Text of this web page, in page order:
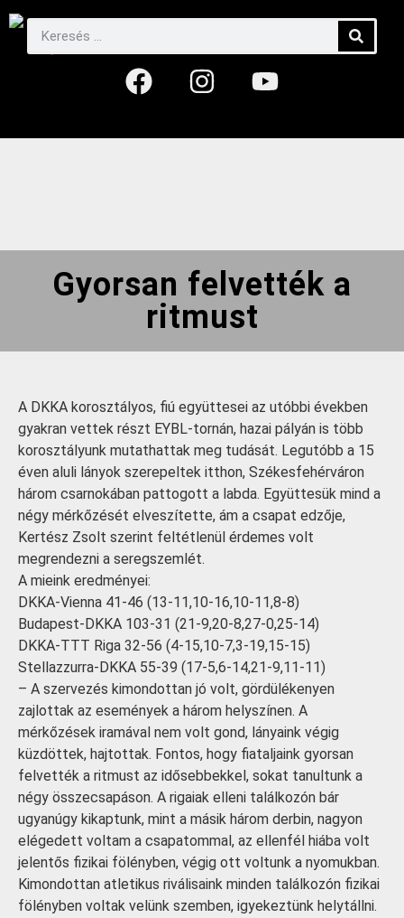
Gyorsan felvették a
ritmust
A DKKA korosztályos, fiú együttesei az utóbbi években
gyakran vettek részt EYBL-tornán, hazai pályán is több
korosztályunk mutathattak meg tudását. Legutóbb a 15
éven aluli lányok szerepeltek itthon, Székesfehérváron
három csarnokában pattogott a labda. Együttesük mind a
négy mérkőzését elveszítette, ám a csapat edzője,
Kertész Zsolt szerint feltétlenül érdemes volt
megrendezni a seregszemlét.
A mieink eredményei:
DKKA-Vienna 41-46 (13-11,10-16,10-11,8-8)
Budapest-DKKA 103-31 (21-9,20-8,27-0,25-14)
DKKA-TTT Riga 32-56 (4-15,10-7,3-19,15-15)
Stellazzurra-DKKA 55-39 (17-5,6-14,21-9,11-11)
– A szervezés kimondottan jó volt, gördülékenyen
zajlottak az események a három helyszínen. A
mérkőzések iramával nem volt gond, lányaink végig
küzdöttek, hajtottak. Fontos, hogy fiataljaink gyorsan
felvették a ritmust az idősebbekkel, sokat tanultunk a
négy összecsapáson. A rigaiak elleni találkozón bár
ugyanúgy kikaptunk, mint a másik három derbin, nagyon
elégedett voltam a csapatommal, az ellenfél hiába volt
jelentős fizikai fölényben, végig ott voltunk a nyomukban.
Kimondottan atletikus riválisaink minden találkozón fizikai
fölényben voltak velünk szemben, igyekeztünk helytállni.